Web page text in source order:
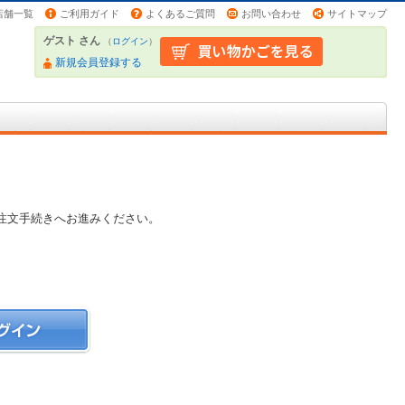
舗一覧 ご利用ガイド よくあるご質問 お問い合わせ サイトマップ
ゲスト さん （ログイン）
新規会員登録する
手続きへお進みください。